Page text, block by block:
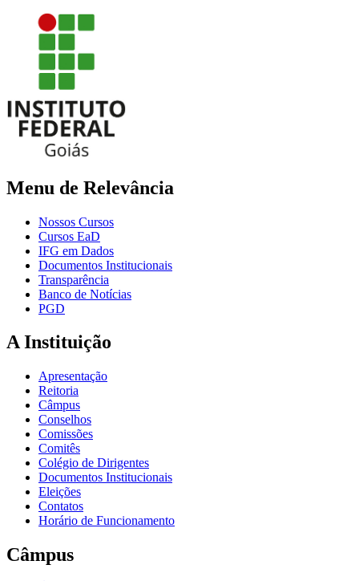
Menu de Relevância
Nossos Cursos
Cursos EaD
IFG em Dados
Documentos Institucionais
Transparência
Banco de Notícias
PGD
A Instituição
Apresentação
Reitoria
Câmpus
Conselhos
Comissões
Comitês
Colégio de Dirigentes
Documentos Institucionais
Eleições
Contatos
Horário de Funcionamento
Câmpus